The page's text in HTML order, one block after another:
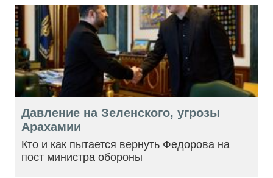
Давление на Зеленского, угрозы
Арахамии
Кто и как пытается вернуть Федорова на
пост министра обороны